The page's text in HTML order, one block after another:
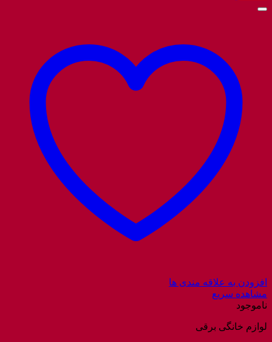
افزودن به علاقه مندی ها
مشاهده سریع
ناموجود
لوازم خانگی برقی